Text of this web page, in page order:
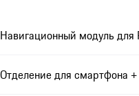
Навигационный модуль
Отделение для смартфона